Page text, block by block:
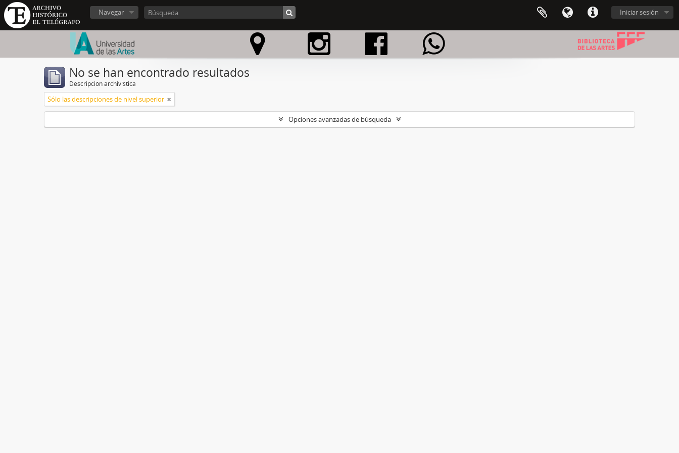
Iniciar sesión
Navegar
No se han encontrado resultados
Descripción archivística
Sólo las descripciones de nivel superior
Opciones avanzadas de búsqueda